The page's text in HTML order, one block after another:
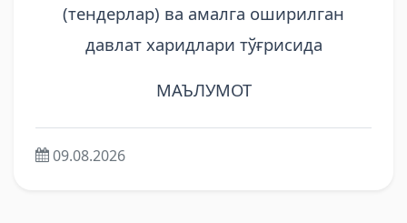
(тендерлар) ва амалга оширилган
давлат харидлари тўғрисида
МАЪЛУМОТ
09.08.2026